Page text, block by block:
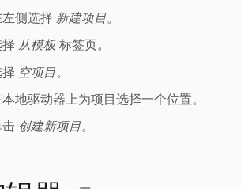
侧选择 新建项目。
从模板标签页。
空项目。
地驱动器上为项目选择一个位置。
创建新项目。